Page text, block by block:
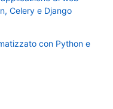
Celery e Django
con Python e